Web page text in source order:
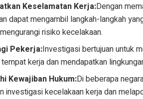
Keselamatan Kerja:Dengan
dapat mengambil langkah-langkah
risiko kecelakaan.
Pekerja:Investigasi bertujuan untuk
kerja dan mendapatkan
Kewajiban Hukum:Di beberapa
investigasi kecelakaan kerja dan